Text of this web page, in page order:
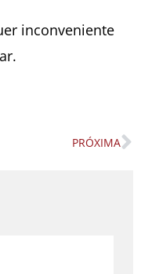
inconveniente
PRÓXIMA